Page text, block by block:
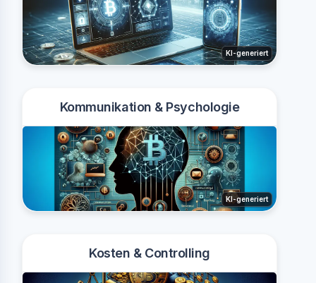
KI-generiert
Kommunikation & Psychologie
KI-generiert
Kosten & Controlling